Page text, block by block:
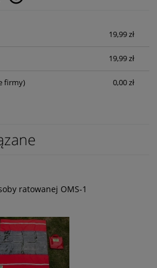
19,99 zł
19,99 zł
firmy) 0,00 zł
ratowanej OMS-1